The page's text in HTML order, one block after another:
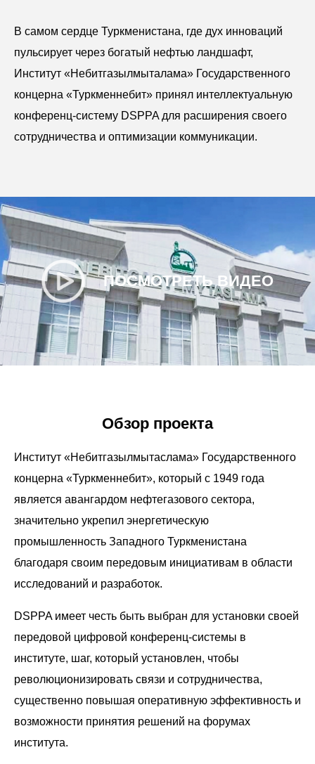
В самом сердце Туркменистана, где дух инноваций
пульсирует через богатый нефтью ландшафт,
Институт «Небитгазылмыталама» Государственного
концерна «Туркменнебит» принял интеллектуальную
конференц-систему DSPPA для расширения своего
сотрудничества и оптимизации коммуникации.
ПОСМОТРЕТЬ ВИДЕО
Обзор проекта
Институт «Небитгазылмытаслама» Государственного
концерна «Туркменнебит», который с 1949 года
является авангардом нефтегазового сектора,
значительно укрепил энергетическую
промышленность Западного Туркменистана
благодаря своим передовым инициативам в области
исследований и разработок.
DSPPA имеет честь быть выбран для установки своей
передовой цифровой конференц-системы в
институте, шаг, который установлен, чтобы
революционизировать связи и сотрудничества,
существенно повышая оперативную эффективность и
возможности принятия решений на форумах
института.